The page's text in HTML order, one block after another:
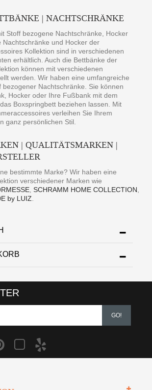
| NACHTSCHRÄNKE
Stoff bezogene Nachtschränke, Hocker
Nachtschränke und Hocker der
Kollektion sind in verschiedenen
erhältlich. Auch die Bettbänke der
können mit verschiedenen
werden. Wir haben eine umfangreiche
bezogener Nachtschränke. Sie können
Hocker oder Ihre Fußbank mit dem
Boxspringbett beziehen lassen. Mit
verleihen Sie Ihrem
ganz persönlichen Stil.
| QUALITÄTSMARKEN |
bestimmte Marke? Wir haben eine
verschiedener Marken wie
,SCHRAMM HOME COLLECTION,
by LUIZ.
GO!